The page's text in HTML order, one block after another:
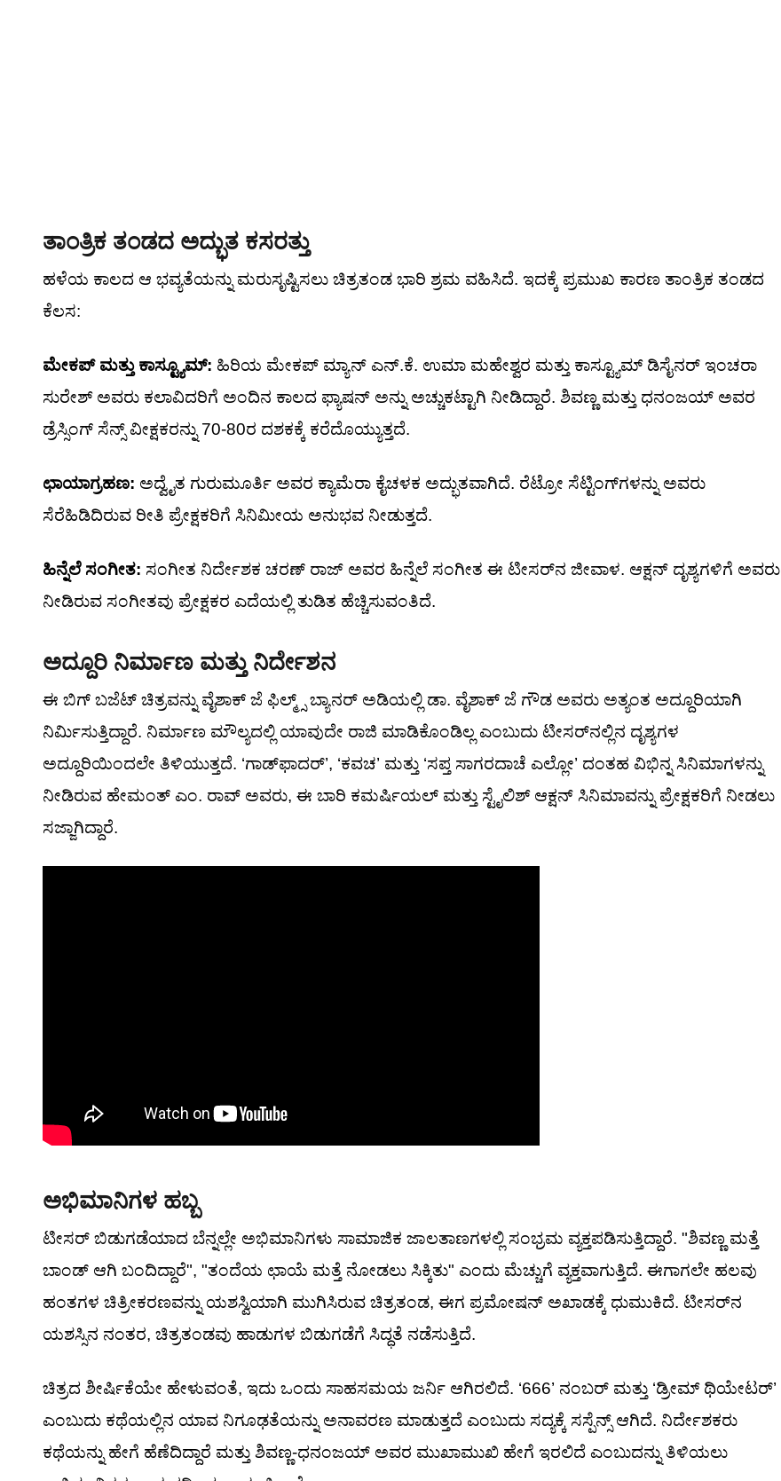
ತಾಂತ್ರಿಕ ತಂಡದ ಅದ್ಭುತ ಕಸರತ್ತು
ಹಳೆಯ ಕಾಲದ ಆ ಭವ್ಯತೆಯನ್ನು ಮರುಸೃಷ್ಟಿಸಲು ಚಿತ್ರತಂಡ ಭಾರಿ ಶ್ರಮ ವಹಿಸಿದೆ. ಇದಕ್ಕೆ ಪ್ರಮುಖ ಕಾರಣ ತಾಂತ್ರಿಕ ತಂಡದ
ಕೆಲಸ:
ಮೇಕಪ್ ಮತ್ತು ಕಾಸ್ಟ್ಯೂಮ್: ಹಿರಿಯ ಮೇಕಪ್ ಮ್ಯಾನ್ ಎನ್.ಕೆ. ಉಮಾ ಮಹೇಶ್ವರ ಮತ್ತು ಕಾಸ್ಟ್ಯೂಮ್ ಡಿಸೈನರ್ ಇಂಚರಾ
ಸುರೇಶ್ ಅವರು ಕಲಾವಿದರಿಗೆ ಅಂದಿನ ಕಾಲದ ಫ್ಯಾಷನ್ ಅನ್ನು ಅಚ್ಚುಕಟ್ಟಾಗಿ ನೀಡಿದ್ದಾರೆ. ಶಿವಣ್ಣ ಮತ್ತು ಧನಂಜಯ್ ಅವರ
ಡ್ರೆಸ್ಸಿಂಗ್ ಸೆನ್ಸ್ ವೀಕ್ಷಕರನ್ನು 70-80ರ ದಶಕಕ್ಕೆ ಕರೆದೊಯ್ಯುತ್ತದೆ.
ಛಾಯಾಗ್ರಹಣ: ಅದ್ವೈತ ಗುರುಮೂರ್ತಿ ಅವರ ಕ್ಯಾಮೆರಾ ಕೈಚಳಕ ಅದ್ಭುತವಾಗಿದೆ. ರೆಟ್ರೋ ಸೆಟ್ಟಿಂಗ್‌ಗಳನ್ನು ಅವರು
ಸೆರೆಹಿಡಿದಿರುವ ರೀತಿ ಪ್ರೇಕ್ಷಕರಿಗೆ ಸಿನಿಮೀಯ ಅನುಭವ ನೀಡುತ್ತದೆ.
ಹಿನ್ನೆಲೆ ಸಂಗೀತ: ಸಂಗೀತ ನಿರ್ದೇಶಕ ಚರಣ್ ರಾಜ್ ಅವರ ಹಿನ್ನೆಲೆ ಸಂಗೀತ ಈ ಟೀಸರ್‌ನ ಜೀವಾಳ. ಆಕ್ಷನ್ ದೃಶ್ಯಗಳಿಗೆ ಅವರು
ನೀಡಿರುವ ಸಂಗೀತವು ಪ್ರೇಕ್ಷಕರ ಎದೆಯಲ್ಲಿ ತುಡಿತ ಹೆಚ್ಚಿಸುವಂತಿದೆ.
ಅದ್ದೂರಿ ನಿರ್ಮಾಣ ಮತ್ತು ನಿರ್ದೇಶನ
ಈ ಬಿಗ್ ಬಜೆಟ್ ಚಿತ್ರವನ್ನು ವೈಶಾಕ್ ಜೆ ಫಿಲ್ಮ್ಸ್ ಬ್ಯಾನರ್ ಅಡಿಯಲ್ಲಿ ಡಾ. ವೈಶಾಕ್ ಜೆ ಗೌಡ ಅವರು ಅತ್ಯಂತ ಅದ್ದೂರಿಯಾಗಿ
ನಿರ್ಮಿಸುತ್ತಿದ್ದಾರೆ. ನಿರ್ಮಾಣ ಮೌಲ್ಯದಲ್ಲಿ ಯಾವುದೇ ರಾಜಿ ಮಾಡಿಕೊಂಡಿಲ್ಲ ಎಂಬುದು ಟೀಸರ್‌ನಲ್ಲಿನ ದೃಶ್ಯಗಳ
ಅದ್ದೂರಿಯಿಂದಲೇ ತಿಳಿಯುತ್ತದೆ. ‘ಗಾಡ್‌ಫಾದರ್’, ‘ಕವಚ’ ಮತ್ತು ‘ಸಪ್ತ ಸಾಗರದಾಚೆ ಎಲ್ಲೋ’ ದಂತಹ ವಿಭಿನ್ನ ಸಿನಿಮಾಗಳನ್ನು
ನೀಡಿರುವ ಹೇಮಂತ್ ಎಂ. ರಾವ್ ಅವರು, ಈ ಬಾರಿ ಕಮರ್ಷಿಯಲ್ ಮತ್ತು ಸ್ಟೈಲಿಶ್ ಆಕ್ಷನ್ ಸಿನಿಮಾವನ್ನು ಪ್ರೇಕ್ಷಕರಿಗೆ ನೀಡಲು
ಸಜ್ಜಾಗಿದ್ದಾರೆ.
ಅಭಿಮಾನಿಗಳ ಹಬ್ಬ
ಟೀಸರ್ ಬಿಡುಗಡೆಯಾದ ಬೆನ್ನಲ್ಲೇ ಅಭಿಮಾನಿಗಳು ಸಾಮಾಜಿಕ ಜಾಲತಾಣಗಳಲ್ಲಿ ಸಂಭ್ರಮ ವ್ಯಕ್ತಪಡಿಸುತ್ತಿದ್ದಾರೆ. "ಶಿವಣ್ಣ ಮತ್ತೆ
ಬಾಂಡ್ ಆಗಿ ಬಂದಿದ್ದಾರೆ", "ತಂದೆಯ ಛಾಯೆ ಮತ್ತೆ ನೋಡಲು ಸಿಕ್ಕಿತು" ಎಂದು ಮೆಚ್ಚುಗೆ ವ್ಯಕ್ತವಾಗುತ್ತಿದೆ. ಈಗಾಗಲೇ ಹಲವು
ಹಂತಗಳ ಚಿತ್ರೀಕರಣವನ್ನು ಯಶಸ್ವಿಯಾಗಿ ಮುಗಿಸಿರುವ ಚಿತ್ರತಂಡ, ಈಗ ಪ್ರಮೋಷನ್ ಅಖಾಡಕ್ಕೆ ಧುಮುಕಿದೆ. ಟೀಸರ್‌ನ
ಯಶಸ್ಸಿನ ನಂತರ, ಚಿತ್ರತಂಡವು ಹಾಡುಗಳ ಬಿಡುಗಡೆಗೆ ಸಿದ್ಧತೆ ನಡೆಸುತ್ತಿದೆ.
ಚಿತ್ರದ ಶೀರ್ಷಿಕೆಯೇ ಹೇಳುವಂತೆ, ಇದು ಒಂದು ಸಾಹಸಮಯ ಜರ್ನಿ ಆಗಿರಲಿದೆ. ‘666’ ನಂಬರ್ ಮತ್ತು ‘ಡ್ರೀಮ್ ಥಿಯೇಟರ್’
ಎಂಬುದು ಕಥೆಯಲ್ಲಿನ ಯಾವ ನಿಗೂಢತೆಯನ್ನು ಅನಾವರಣ ಮಾಡುತ್ತದೆ ಎಂಬುದು ಸದ್ಯಕ್ಕೆ ಸಸ್ಪೆನ್ಸ್ ಆಗಿದೆ. ನಿರ್ದೇಶಕರು
ಕಥೆಯನ್ನು ಹೇಗೆ ಹೆಣೆದಿದ್ದಾರೆ ಮತ್ತು ಶಿವಣ್ಣ-ಧನಂಜಯ್ ಅವರ ಮುಖಾಮುಖಿ ಹೇಗೆ ಇರಲಿದೆ ಎಂಬುದನ್ನು ತಿಳಿಯಲು